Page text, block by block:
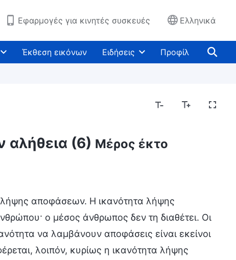
Εφαρμογές για κινητές συσκευές Ελληνικά
Έκθεση εικόνων Ειδήσεις Προφίλ
αλήθεια (6) Μέρος έκτο
λήψης αποφάσεων. Η ικανότητα λήψης
ο μέσος άνθρωπος δεν τη διαθέτει. Οι
να λαμβάνουν αποφάσεις είναι εκείνοι
λοιπόν, κυρίως η ικανότητα λήψης